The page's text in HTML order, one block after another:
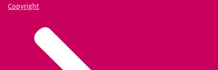
Copyright